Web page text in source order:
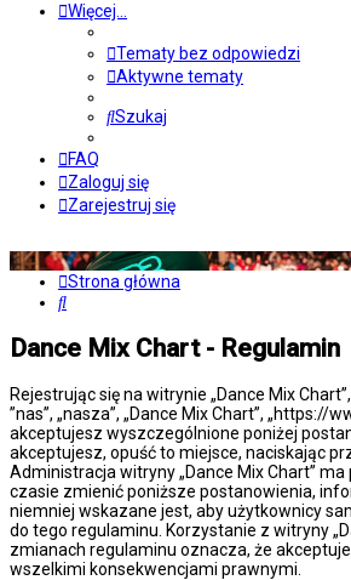
Więcej…
Tematy bez odpowiedzi
Aktywne tematy
Szukaj
FAQ
Zaloguj się
Zarejestruj się
Strona główna
Szukaj
Dance Mix Chart - Regulamin
Rejestrując się na witrynie „Dance Mix
”nas”, „nasza”, „Dance Mix Chart”, „https://
akceptujesz wyszczególnione poniżej
akceptujesz, opuść to miejsce, naciskając
Administracja witryny „Dance Mix Chart”
czasie zmienić poniższe postanowienia,
niemniej wskazane jest, aby użytkownicy
do tego regulaminu. Korzystanie z witryny
zmianach regulaminu oznacza, że
wszelkimi konsekwencjami prawnymi.